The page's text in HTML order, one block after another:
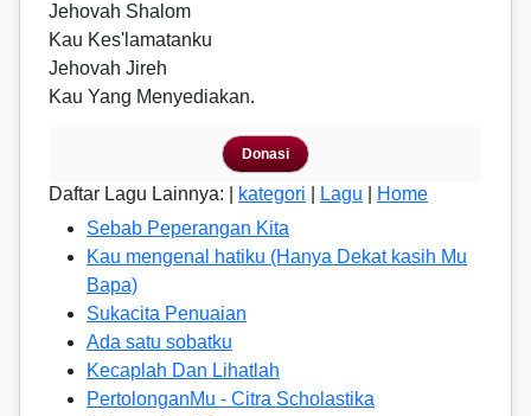
Jehovah Shalom
Kau Kes'lamatanku
Jehovah Jireh
Kau Yang Menyediakan.
Donasi
Daftar Lagu Lainnya: | kategori Lagu
Home
Sebab Peperangan Kita
Kau mengenal hatiku (Hanya Dekat kasih Mu
Bapa)
Sukacita Penuaian
Ada satu sobatku
Kecaplah Dan Lihatlah
PertolonganMu - Citra Scholastika